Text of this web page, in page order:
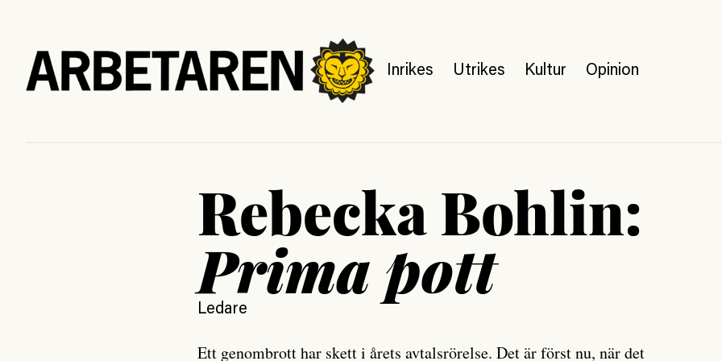
Inrikes Utrikes Kultur Opinion
Rebecka Bohlin:
Prima pott
Ledare
Ett genombrott har skett i årets avtalsrörelse. Det är först nu, när det